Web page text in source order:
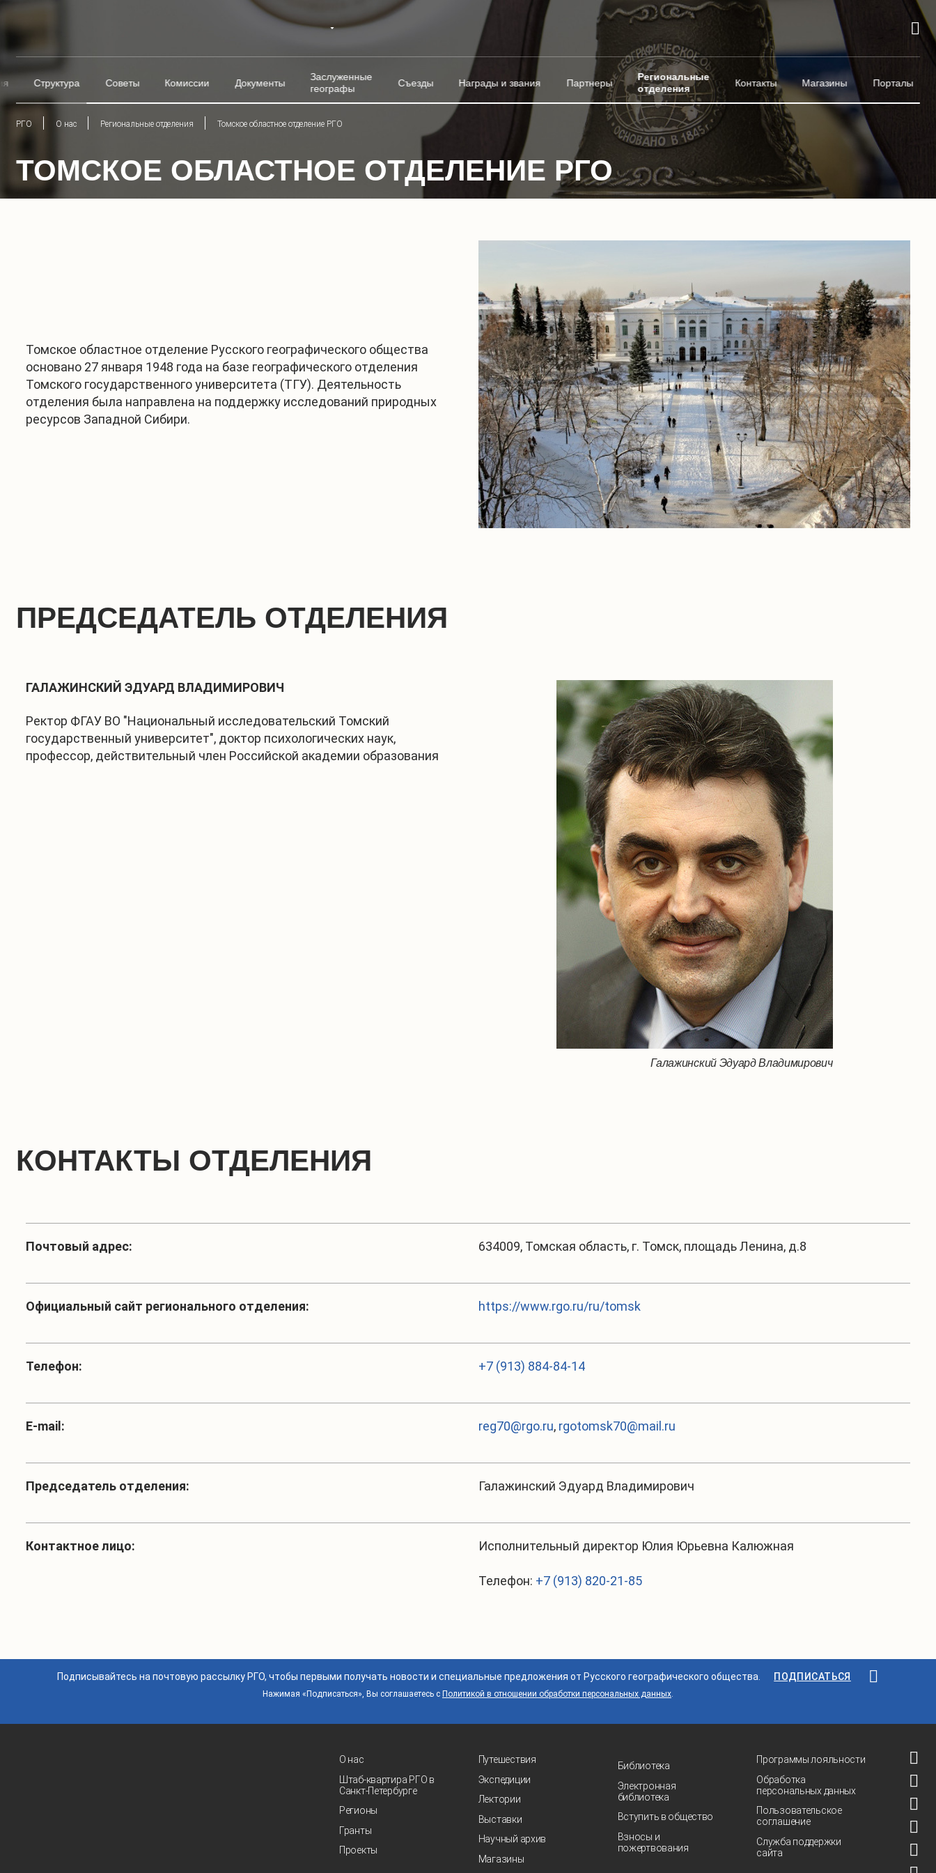
Структура Советы Комиссии Документы
Заслуженные
географы
Съезды Награды и звания Партнеры
Региональные
отделения
Контакты Магазины Порталы
РГО О нас Региональные отделения Томское областное отделение РГО
ТОМСКОЕ ОБЛАСТНОЕ ОТДЕЛЕНИЕ РГО
Томское областное отделение Русского географического общества
основано 27 января 1948 года на базе географического отделения
Томского государственного университета (ТГУ). Деятельность
отделения была направлена на поддержку исследований природных
ресурсов Западной Сибири.
ПРЕДСЕДАТЕЛЬ ОТДЕЛЕНИЯ
ГАЛАЖИНСКИЙ ЭДУАРД ВЛАДИМИРОВИЧ
Ректор ФГАУ ВО "Национальный исследовательский Томский
государственный университет", доктор психологических наук,
профессор, действительный член Российской академии образования
Галажинский Эдуард Владимирович
КОНТАКТЫ ОТДЕЛЕНИЯ
Почтовый адрес: 634009, Томская область, г. Томск, площадь Ленина, д.8
Официальный сайт регионального отделения: https://www.rgo.ru/ru/tomsk
Телефон: +7 (913) 884-84-14
Е-mail: reg70@rgo.ru, rgotomsk70@mail.ru
Председатель отделения: Галажинский Эдуард Владимирович
Контактное лицо: Исполнительный директор Юлия Юрьевна Калюжная
Телефон: +7 (913) 820-21-85
Подписывайтесь на почтовую рассылку РГО, чтобы первыми получать новости и специальные предложения от Русского географического общества. ПОДПИСАТЬСЯ
Нажимая «Подписаться», Вы соглашаетесь с Политикой в отношении обработки персональных данных.
О нас
Штаб-квартира РГО в
Санкт‑Петербурге
Регионы
Гранты
Проекты
Путешествия
Экспедиции
Лектории
Выставки
Научный архив
Магазины
Библиотека
Электронная
библиотека
Вступить в общество
Взносы и
пожертвования
Программы лояльности
Обработка
персональных данных
Пользовательское
соглашение
Служба поддержки
сайта